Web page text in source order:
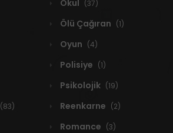
Okul (37)
Ölü Çağıran (1)
Oyun (4)
Polisiye (1)
Psikolojik (19)
(83) Reenkarne (2)
Romance (3)